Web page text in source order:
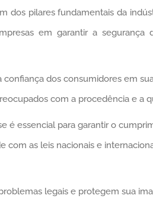
dos pilares fundamentais da
em garantir a segurança
dos consumidores em
com a procedência e a
é essencial para garantir o
as leis nacionais e
legais e protegem sua